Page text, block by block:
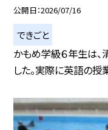
公開日 2026/07/16
できごと
かもめ学級６年生は
した。実際に英語の授